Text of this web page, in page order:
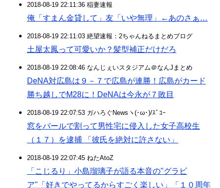
2018-08-19 22:11:36 稲妻速報
俺「すまん金貸して」友「いや無理」←あのさぁ…
2018-08-19 22:11:03 絶望速報：2ちゃんねるまとめブログ
土屋太鳳って可愛いか？髪型補正だけだろ
2018-08-19 22:08:46 なんじぇいスタジアム＠なんJまとめ
DeNA対広島は９－７で広島が連勝！広島がカード
勝ち越しでM28に！DeNAは今永が７敗目
2018-08-19 22:07:53 ガハろぐNewsヽ(･ω･)/ｽﾞｺｰ
窓をバールで割って男性宅に侵入した女子高校生
（１７）を逮捕 「彼氏を絶対に許さない」
2018-08-19 22:07:45 ねたAtoZ
「こじるり」小島瑠璃子が語る本音の"グラビ
ア"「好きでやってるからすごく楽しい」「１０周年